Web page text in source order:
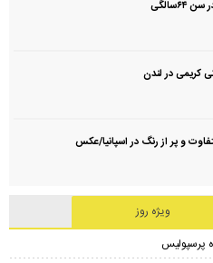
کریمی در لندن
و پر از رنگ در اسپانیا/عکس
ویژه روز
پرسپولیس